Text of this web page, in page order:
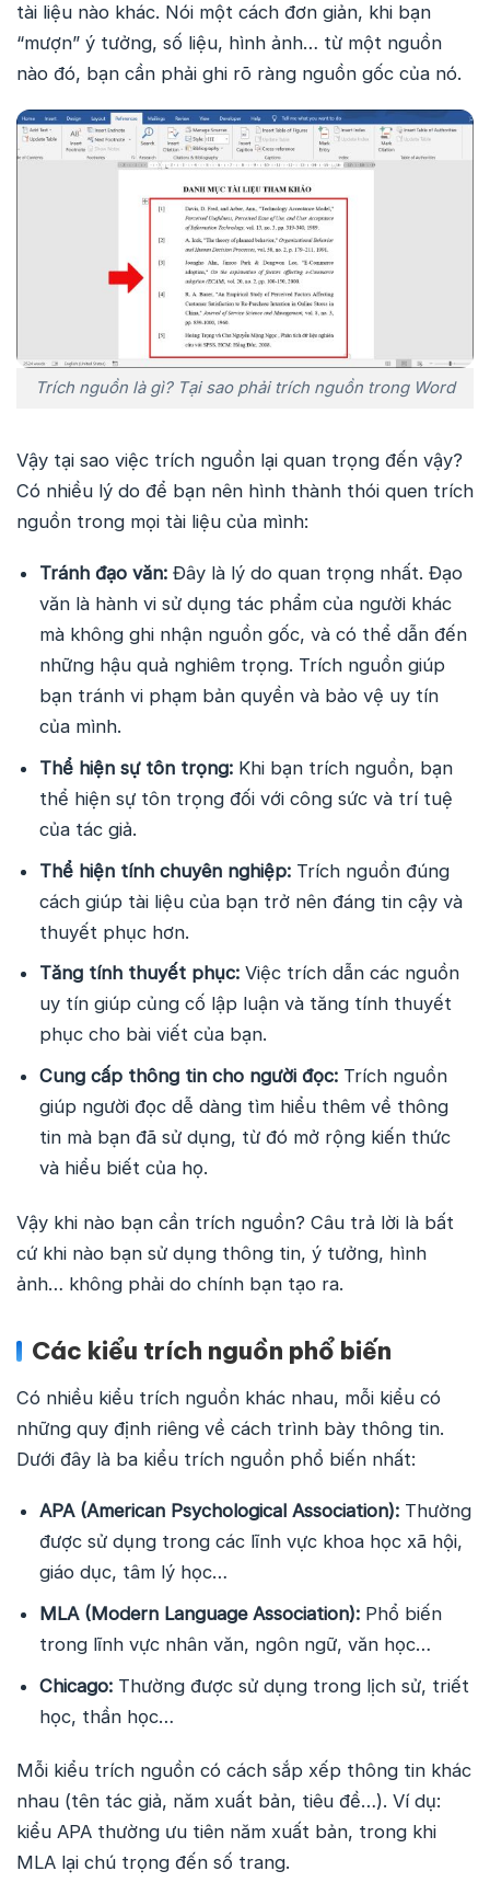
tài liệu nào khác. Nói một cách đơn giản, khi bạn
“mượn” ý tưởng, số liệu, hình ảnh… từ một nguồn
nào đó, bạn cần phải ghi rõ ràng nguồn gốc của nó.
Trích nguồn là gì? Tại sao phải trích nguồn trong Word
Vậy tại sao việc trích nguồn lại quan trọng đến vậy?
Có nhiều lý do để bạn nên hình thành thói quen trích
nguồn trong mọi tài liệu của mình:
Tránh đạo văn: Đây là lý do quan trọng nhất. Đạo
văn là hành vi sử dụng tác phẩm của người khác
mà không ghi nhận nguồn gốc, và có thể dẫn đến
những hậu quả nghiêm trọng. Trích nguồn giúp
bạn tránh vi phạm bản quyền và bảo vệ uy tín
của mình.
Thể hiện sự tôn trọng: Khi bạn trích nguồn, bạn
thể hiện sự tôn trọng đối với công sức và trí tuệ
của tác giả.
Thể hiện tính chuyên nghiệp: Trích nguồn đúng
cách giúp tài liệu của bạn trở nên đáng tin cậy và
thuyết phục hơn.
Tăng tính thuyết phục: Việc trích dẫn các nguồn
uy tín giúp củng cố lập luận và tăng tính thuyết
phục cho bài viết của bạn.
Cung cấp thông tin cho người đọc: Trích nguồn
giúp người đọc dễ dàng tìm hiểu thêm về thông
tin mà bạn đã sử dụng, từ đó mở rộng kiến thức
và hiểu biết của họ.
Vậy khi nào bạn cần trích nguồn? Câu trả lời là bất
cứ khi nào bạn sử dụng thông tin, ý tưởng, hình
ảnh… không phải do chính bạn tạo ra.
Các kiểu trích nguồn phổ biến
Có nhiều kiểu trích nguồn khác nhau, mỗi kiểu có
những quy định riêng về cách trình bày thông tin.
Dưới đây là ba kiểu trích nguồn phổ biến nhất:
APA (American Psychological Association): Thường
được sử dụng trong các lĩnh vực khoa học xã hội,
giáo dục, tâm lý học…
MLA (Modern Language Association): Phổ biến
trong lĩnh vực nhân văn, ngôn ngữ, văn học…
Chicago: Thường được sử dụng trong lịch sử, triết
học, thần học…
Mỗi kiểu trích nguồn có cách sắp xếp thông tin khác
nhau (tên tác giả, năm xuất bản, tiêu đề…). Ví dụ:
kiểu APA thường ưu tiên năm xuất bản, trong khi
MLA lại chú trọng đến số trang.